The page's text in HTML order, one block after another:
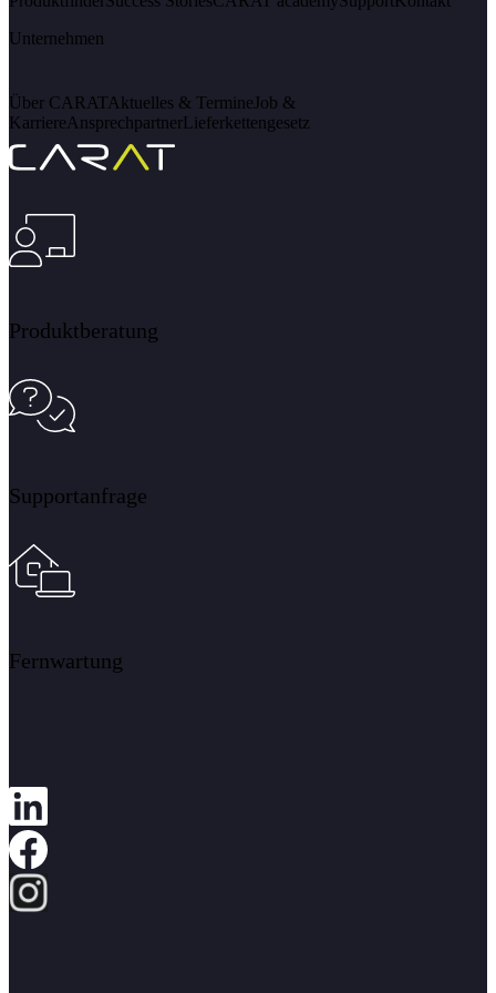
Unternehmen
Über CARATAktuelles & TermineJob &
KarriereAnsprechpartnerLieferkettengesetz
Produktberatung
Supportanfrage
Fernwartung